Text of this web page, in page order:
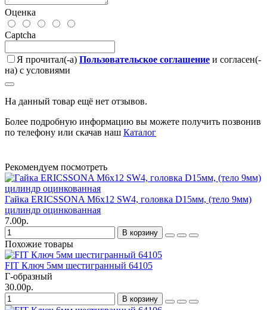
Оценка
Captcha
Я прочитал(-а) Пользовательское соглашение и согласен(-
на) с условиями
На данный товар ещё нет отзывов.
Более подробную информацию вы можете получить позвонив
по телефону или скачав наш Каталог
Рекомендуем посмотреть
Гайка ERICSSONA M6х12 SW4, головка D15мм, (тело 9мм)
цилиндр оцинкованная
7.00р.
В корзину
Похожие товары
FIT Ключ 5мм шестигранный 64105
Г-образный
30.00р.
В корзину